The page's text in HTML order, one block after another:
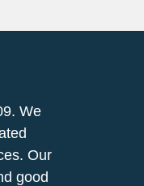
We
Our
good